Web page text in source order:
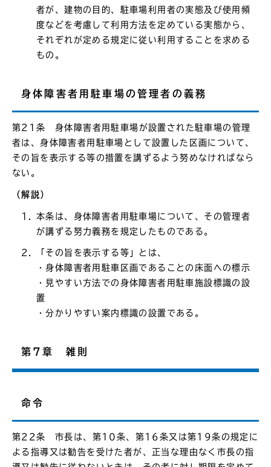
者が、建物の目的、駐車場利用者の実態及び使用頻
度などを考慮して利用方法を定めている実態から、
それぞれが定める規定に従い利用することを求める
もの。
身体障害者用駐車場の管理者の義務
第21条 身体障害者用駐車場が設置された駐車場の管理
者は、身体障害者用駐車場として設置した区画について、
その旨を表示する等の措置を講ずるよう努めなければなら
ない。
（解説）
本条は、身体障害者用駐車場について、その管理者
が講ずる努力義務を規定したものである。
「その旨を表示する等」とは、
・身体障害者用駐車区画であることの床面への標示
・見やすい方法での身体障害者用駐車施設標識の設
置
・分かりやすい案内標識の設置である。
第7章 雑則
命令
第22条 市長は、第10条、第16条又は第19条の規定に
よる指導又は勧告を受けた者が、正当な理由なく市長の指